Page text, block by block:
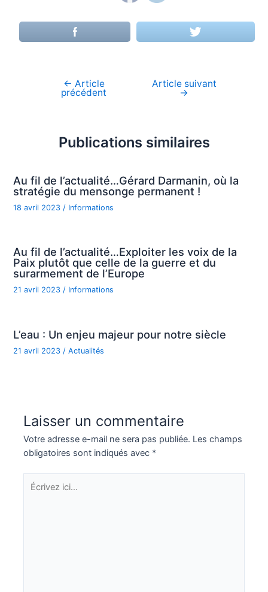
Navigation
← Article
précédent
Article suivant
→
Publications similaires
Au fil de l’actualité…Gérard Darmanin, où la
stratégie du mensonge permanent !
18 avril 2023/ Informations
Au fil de l’actualité…Exploiter les voix de la
Paix plutôt que celle de la guerre et du
surarmement de l’Europe
21 avril 2023/ Informations
L’eau : Un enjeu majeur pour notre siècle
21 avril 2023 /Actualités
Laisser un commentaire
Votre adresse e-mail ne sera pas publiée. Les champs
obligatoires sont indiqués avec *
Écrivez
ici…